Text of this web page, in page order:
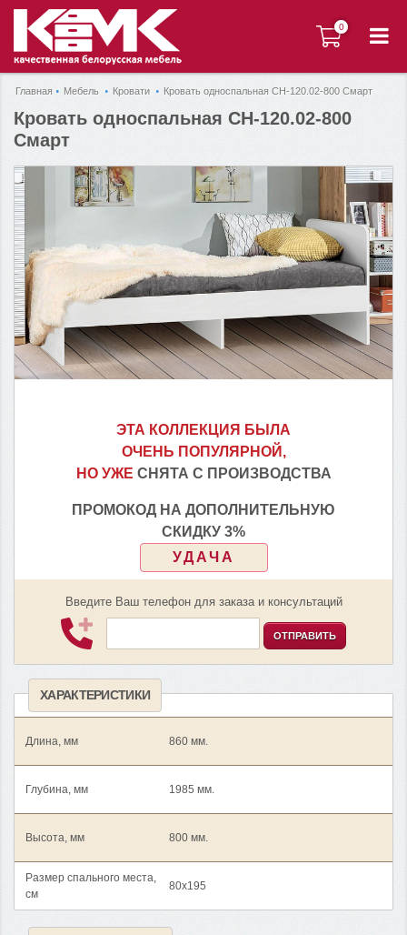
0
0
Главная Мебель Кровати Кровать односпальная СН-120.02-800 Смарт
Кровать односпальная СН-120.02-800
Смарт
ЭТА КОЛЛЕКЦИЯ БЫЛА
ОЧЕНЬ ПОПУЛЯРНОЙ,
НО УЖЕ СНЯТА С ПРОИЗВОДСТВА
ПРОМОКОД НА ДОПОЛНИТЕЛЬНУЮ
СКИДКУ 3%
УДАЧА
Введите Ваш телефон для заказа и консультаций
ОТПРАВИТЬ
ХАРАКТЕРИСТИКИ
Длина, мм 860 мм.
Глубина, мм 1985 мм.
Высота, мм 800 мм.
Размер спального места,
см
80x195